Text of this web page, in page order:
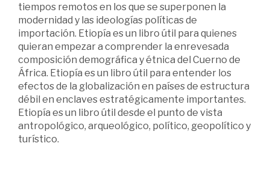
tiempos remotos en los que se superponen la
modernidad y las ideologías políticas de
importación. Etiopía es un libro útil para quienes
quieran empezar a comprender la enrevesada
composición demográfica y étnica del Cuerno de
África. Etiopía es un libro útil para entender los
efectos de la globalización en países de estructura
débil en enclaves estratégicamente importantes.
Etiopía es un libro útil desde el punto de vista
antropológico, arqueológico, político, geopolítico y
turístico.